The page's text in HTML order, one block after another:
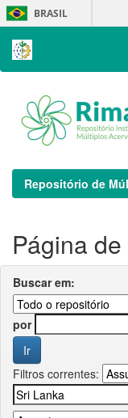
Skip
navigation
BRASIL
Repositório de
Página
Buscar em:
por
Filtros correntes: